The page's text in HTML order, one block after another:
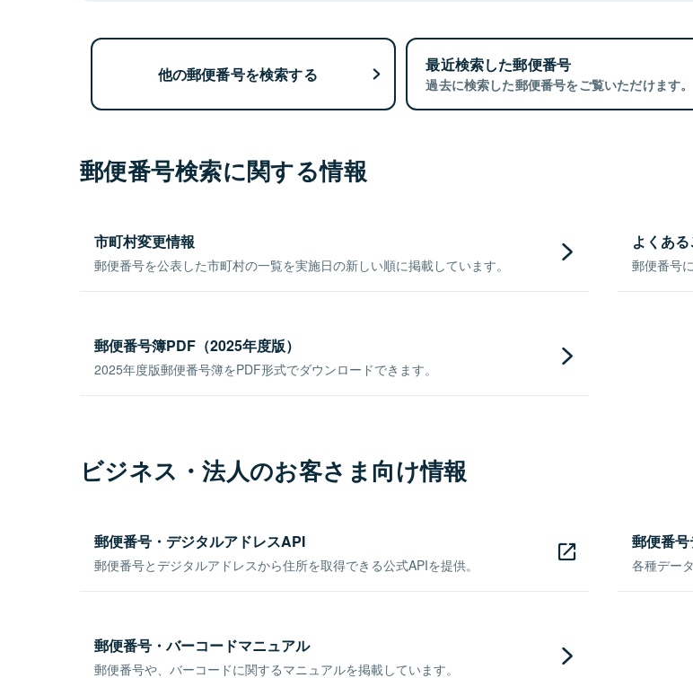
他の郵便番号を検索する 最近検索した郵便番号
過去に検索した郵便番号をご覧いただけます。
郵便番号検索に関する情報
市町村変更情報
郵便番号を公表した市町村の一覧を実施日の新しい順に掲載しています。
よくあ
郵便番号
郵便番号簿PDF（2025年度版）
2025年度版郵便番号簿をPDF形式でダウンロードできます。
ビジネス・法人のお客さま向け情報
郵便番号・デジタルアドレスAPI
郵便番号とデジタルアドレスから住所を取得できる公式APIを提供。
郵便番
各種デー
郵便番号・バーコードマニュアル
郵便番号や、バーコードに関するマニュアルを掲載しています。